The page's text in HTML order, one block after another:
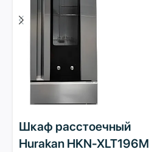
Шкаф расстоечный
Hurakan HKN-XLT196M